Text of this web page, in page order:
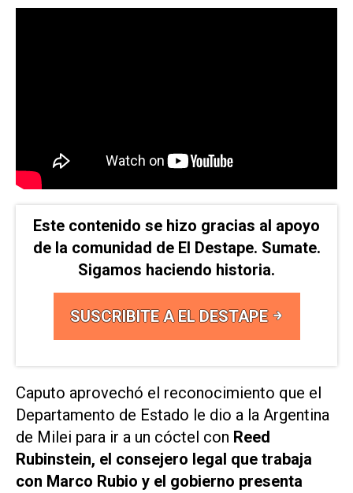
Este contenido se hizo gracias al apoyo
de la comunidad de El Destape. Sumate.
Sigamos haciendo historia.
SUSCRIBITE A EL DESTAPE
Caputo aprovechó el reconocimiento que el
Departamento de Estado le dio a la Argentina
de Milei para ir a un cóctel con Reed
Rubinstein, el consejero legal que trabaja
con Marco Rubio y el gobierno presenta